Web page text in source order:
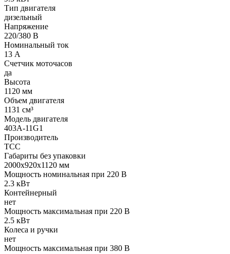
Тип двигателя
дизельный
Напряжение
220/380 В
Номинальный ток
13 А
Счетчик моточасов
да
Высота
1120 мм
Объем двигателя
1131 см³
Модель двигателя
403A-11G1
Производитель
ТСС
Габариты без упаковки
2000х920х1120 мм
Мощность номинальная при 220 В
2.3 кВт
Контейнерный
нет
Мощность максимальная при 220 В
2.5 кВт
Колеса и ручки
нет
Мощность максимальная при 380 В